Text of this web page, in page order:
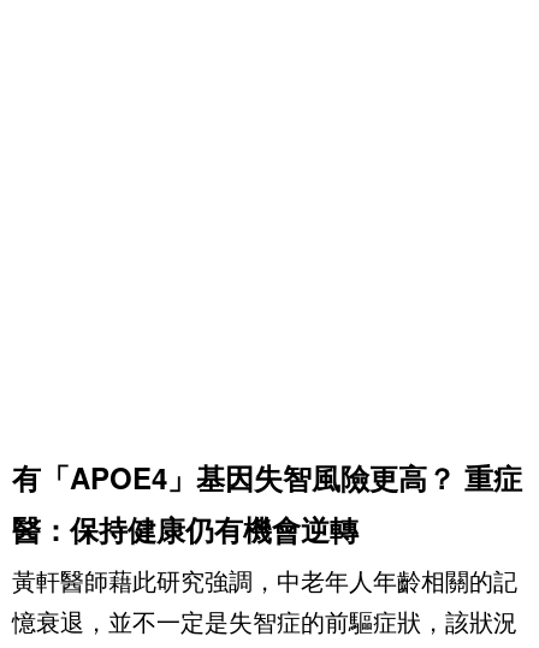
有「APOE4」基因失智風險更高？ 重症
醫：保持健康仍有機會逆轉
黃軒醫師藉此研究強調，中老年人年齡相關的記
憶衰退，並不一定是失智症的前驅症狀，該狀況